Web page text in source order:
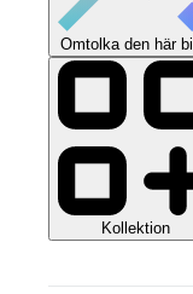
Omtolka den här
Kollektion